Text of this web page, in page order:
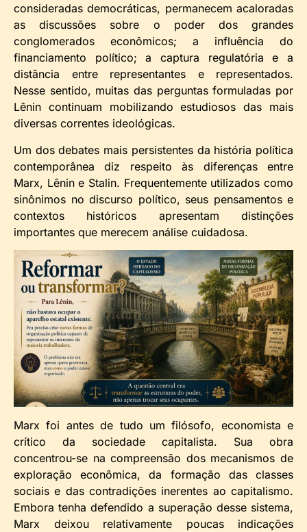
consideradas democráticas, permanecem acaloradas
as discussões sobre o poder dos grandes
conglomerados econômicos; a influência do
financiamento político; a captura regulatória e a
distância entre representantes e representados.
Nesse sentido, muitas das perguntas formuladas por
Lênin continuam mobilizando estudiosos das mais
diversas correntes ideológicas.
Um dos debates mais persistentes da história política
contemporânea diz respeito às diferenças entre
Marx, Lênin e Stalin. Frequentemente utilizados como
sinônimos no discurso político, seus pensamentos e
contextos históricos apresentam distinções
importantes que merecem análise cuidadosa.
Marx foi antes de tudo um filósofo, economista e
crítico da sociedade capitalista. Sua obra
concentrou-se na compreensão dos mecanismos de
exploração econômica, da formação das classes
sociais e das contradições inerentes ao capitalismo.
Embora tenha defendido a superação desse sistema,
Marx deixou relativamente poucas indicações